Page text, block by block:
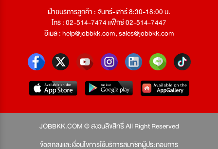
ฝ่ายบริการลูกค้า : จันทร์-เสาร์ 8:30-18:00 น.
โทร : 02-514-7474 แฟ็กซ์ 02-514-7447
อีเมล :help@jobbkk.com,sales@jobbkk.com
JOBBKK.COM © สงวนลิขสิทธิ์ All Right Reserved
ข้อตกลงและเงื่อนไขการใช้บริการสมาชิกผู้ประกอบการ